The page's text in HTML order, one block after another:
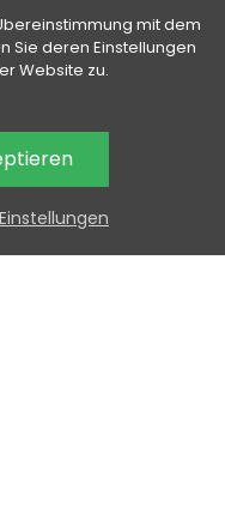

mit der Verarbeitung
mit dem
Sie deren Einstellungen
Website zu.